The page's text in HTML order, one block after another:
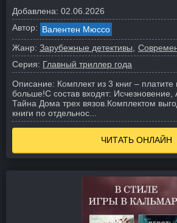
Добавлена: 02.06.2026
Автор: Валентен Мюссо
Жанр: Зарубежные детективы
Серия: Главный триллер года
Описание: Комплект из 3 книг –
больше!С состав входят: Исчезновение,
Тайна Дома трех вязов. Комплектом
книги по отдельнос...
ЧИТАТЬ ОНЛАЙН